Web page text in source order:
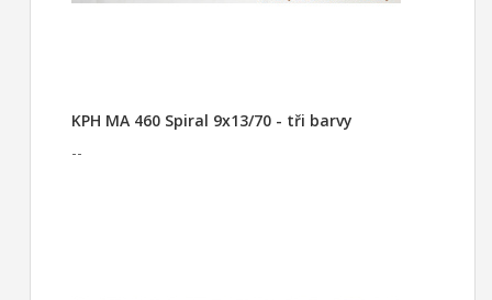
KPH MA 460 Spiral 9x13/70 - tři barvy
--